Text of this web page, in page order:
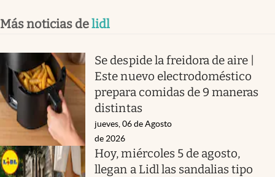
Más noticias delidl
Se despide la freidora de aire |
Este nuevo electrodoméstico
prepara comidas de 9 maneras
distintas
jueves, 06 de Agosto
de 2026
Hoy, miércoles 5 de agosto,
llegan a Lidl las sandalias tipo